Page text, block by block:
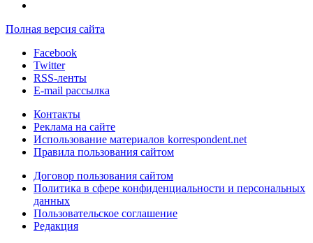
Полная версия сайта
Facebook
Twitter
RSS-ленты
E-mail рассылка
Контакты
Реклама на сайте
Использование материалов korrespondent.net
Правила пользования сайтом
Договор пользования сайтом
Политика в сфере конфиденциальности и персональных
данных
Пользовательское соглашение
Редакция